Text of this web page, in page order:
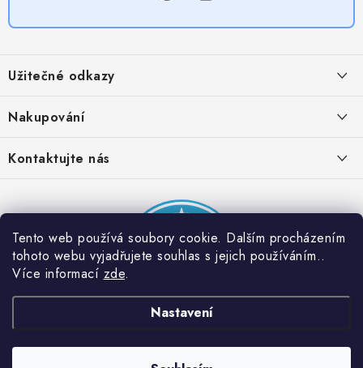
Tento web používá soubory cookie. Dalším procházením
tohoto webu vyjadřujete souhlas s jejich používáním..
Více informací zde.
Nastavení
p
a
Užitečné odkazy
Provizní systém
Partner stránek: Super plecháček
Nakupování
Podmínky akce 2 + 1 zdarma
Kontaktujte nás